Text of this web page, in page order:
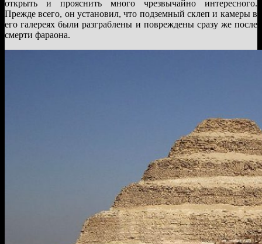
открыть и прояснить много чрезвычайно интересного.
Прежде всего, он установил, что подземный склеп и камеры в
его галереях были разграблены и повреждены сразу же после
смерти фараона.